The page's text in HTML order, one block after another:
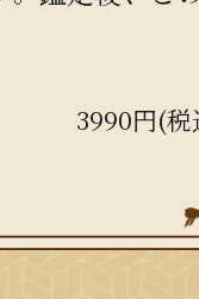
3990円(